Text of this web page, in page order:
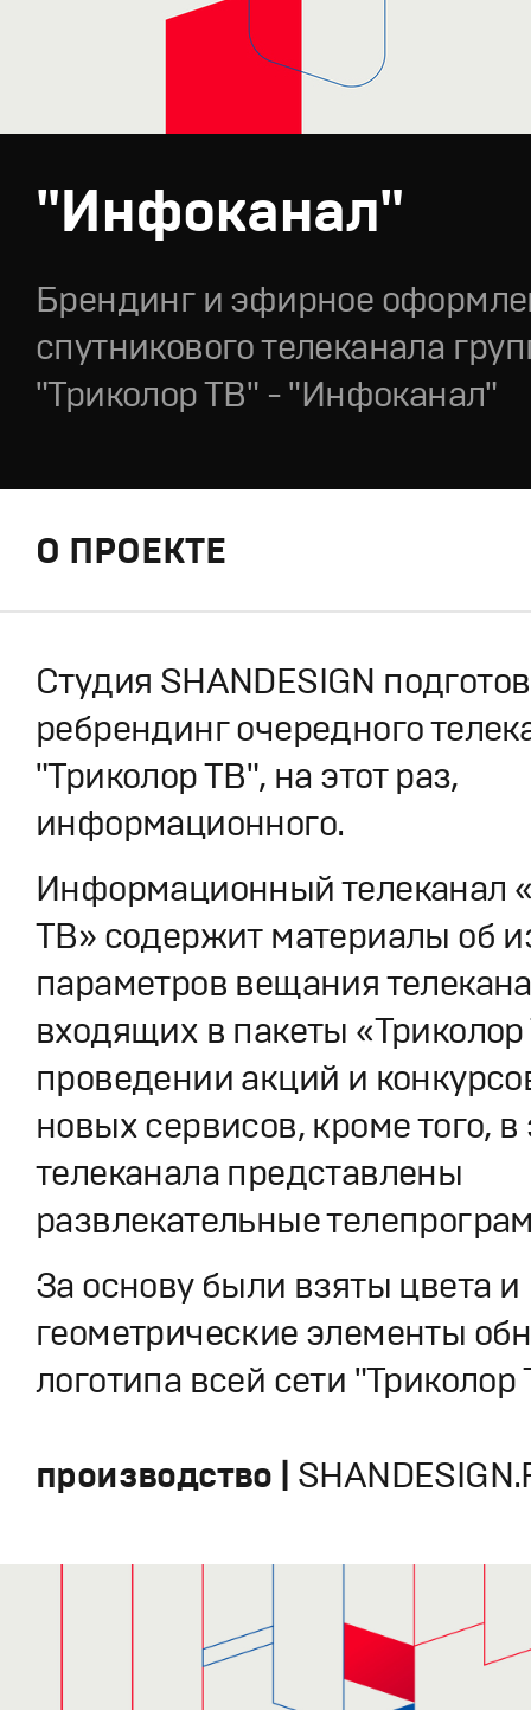
"Инфоканал"
Брендинг и эфирное
спутникового телеканала
"Триколор ТВ" - "Инфоканал"
О ПРОЕКТЕ
Студия SHANDESIGN
ребрендинг очередного
"Триколор ТВ", на этот раз,
информационного.
Информационный телеканал
ТВ» содержит материалы об
параметров вещания
входящих в пакеты
проведении акций и
новых сервисов, кроме того,
телеканала представлены
развлекательные
За основу были взяты цвета и
геометрические элементы
логотипа всей сети
производство |